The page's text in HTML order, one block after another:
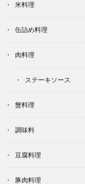
米料理
缶詰め料理
肉料理
ステーキソース
蟹料理
調味料
豆腐料理
豚肉料理